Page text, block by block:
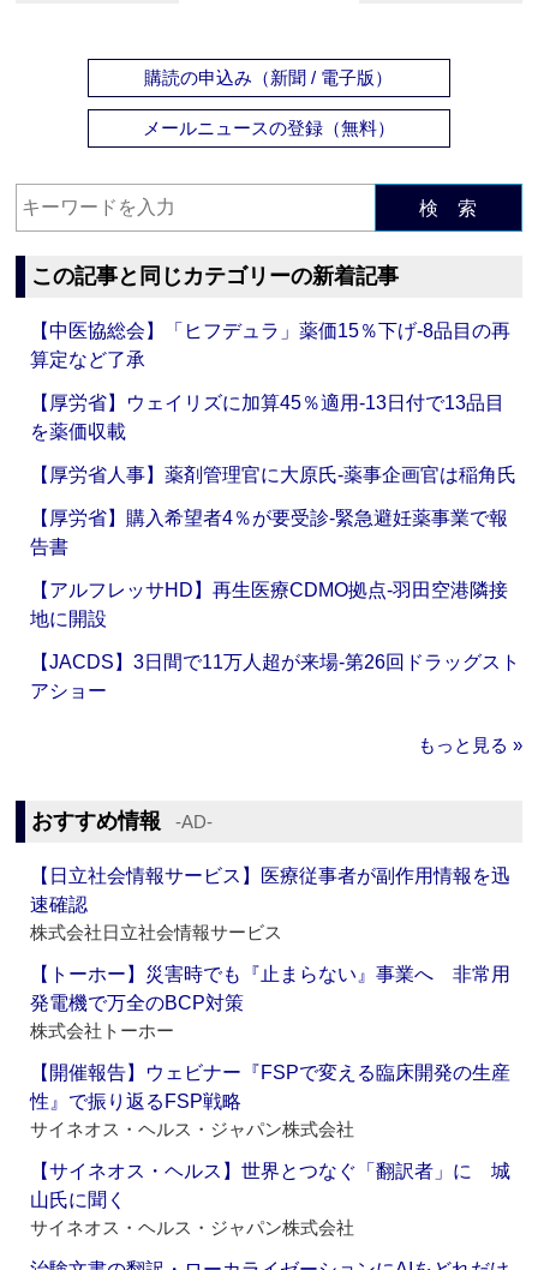
購読の申込み（新聞 / 電子版）
メールニュースの登録（無料）
検 索
この記事と同じカテゴリーの新着記事
【中医協総会】「ヒフデュラ」薬価15％下げ‐8品目の再
算定など了承
【厚労省】ウェイリズに加算45％適用‐13日付で13品目
を薬価収載
【厚労省人事】薬剤管理官に大原氏‐薬事企画官は稲角氏
【厚労省】購入希望者4％が要受診‐緊急避妊薬事業で報
告書
【アルフレッサHD】再生医療CDMO拠点‐羽田空港隣接
地に開設
【JACDS】3日間で11万人超が来場‐第26回ドラッグスト
アショー
もっと見る »
おすすめ情報 ‐AD‐
【日立社会情報サービス】医療従事者が副作用情報を迅
速確認
株式会社日立社会情報サービス
【トーホー】災害時でも『止まらない』事業へ 非常用
発電機で万全のBCP対策
株式会社トーホー
【開催報告】ウェビナー『FSPで変える臨床開発の生産
性』で振り返るFSP戦略
サイネオス・ヘルス・ジャパン株式会社
【サイネオス・ヘルス】世界とつなぐ「翻訳者」に 城
山氏に聞く
サイネオス・ヘルス・ジャパン株式会社